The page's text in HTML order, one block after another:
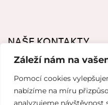
Záleží nám na
Pomocí cookies
nabízíme na míru
analyzujeme návštěvnost
NAŠE KONTAKTY
+420 776627318